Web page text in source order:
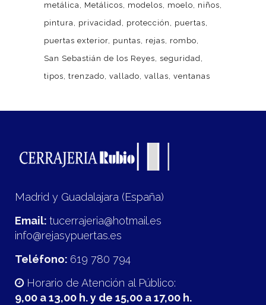
metálica
Metálicos modelos moelo
niños
pintura
privacidad protección
puertas
puertas exterior puntas rejas
rombo
San Sebastián de los Reyes seguridad
tipos trenzado vallado vallas ventanas
Madrid y Guadalajara (España)
Email: tucerrajeria@hotmail.es
info@rejasypuertas.es
Teléfono: 619 780 794
Horario de Atención al Público:
9,00 a 13,00 h. y de 15,00 a 17,00 h.